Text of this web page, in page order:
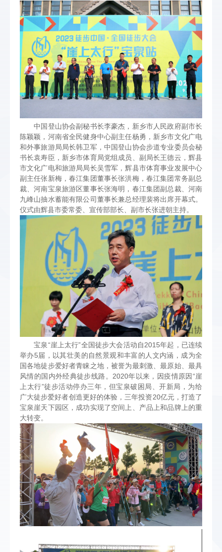
中国登山协会副秘书长李豪杰，新乡市人民政府副市长
陈颖颖，河南省全民健身中心副主任杨勇，新乡市文化广电
和外事旅游局局长韩卫军，中国登山协会步道专业委员会秘
书长袁寿臣，新乡市体育局党组成员、副局长王德云，辉县
市文化广电和旅游局局长吴雪军，辉县市体育事业发展中心
副主任张新梅，春江集团董事长张洪梅，春江集团常务副总
裁、河南宝泉旅游区董事长张海明，春江集团副总裁、河南
九峰山抽水蓄能有限公司董事长兼总经理裴将出席开幕式。
仪式由辉县市委常委、宣传部部长、副市长张进朝主持。
宝泉“崖上太行”全国徒步大会活动自2015年起，已连续
举办5届，以其壮美的自然景观和丰富的人文内涵，成为全
国各地徒步爱好者青睐之地，被誉为最刺激、最原始、最具
风情的国内外经典徒步线路。2020年以来，因疫情原因“崖
上太行”徒步活动停办三年，但宝泉破困局、开新局，为给
广大徒步爱好者创造更好的体验，三年投资20亿元，打造了
宝泉崖天下园区，成功实现了空间上、产品上和品牌上的重
大转变。